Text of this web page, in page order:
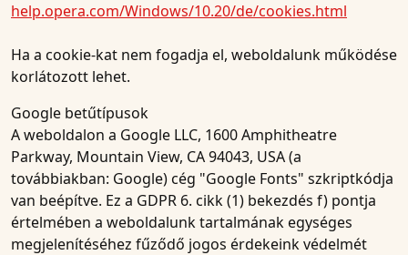
help.opera.com/Windows/10.20/de/cookies.html
Ha a cookie-kat nem fogadja el, weboldalunk működése
korlátozott lehet.
Google betűtípusok
A weboldalon a Google LLC, 1600 Amphitheatre
Parkway, Mountain View, CA 94043, USA (a
továbbiakban: Google) cég "Google Fonts" szkriptkódja
van beépítve. Ez a GDPR 6. cikk (1) bekezdés f) pontja
értelmében a weboldalunk tartalmának egységes
megjelenítéséhez fűződő jogos érdekeink védelmét